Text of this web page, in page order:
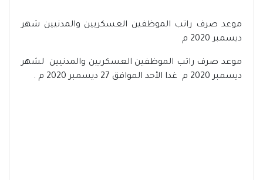
موعد صرف راتب الموظفين العسكريين والمدنيين شهر
ديسمبر 2020 م
موعد صرف راتب الموظفين العسكريين والمدنيين لشهر
ديسمبر 2020 م غدا الأحد الموافق 27 ديسمبر 2020 م .